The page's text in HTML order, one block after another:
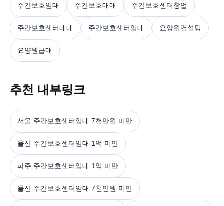
주간보호임대 주간보호매매 주간보호센터창업
주간보호센터매매 주간보호센터임대 요양원컨설팅
요양원급매
추천 내부링크
서울 주간보호센터임대 7천만원 미만
울산 주간보호센터임대 1억 미만
파주 주간보호센터임대 1억 미만
울산 주간보호센터임대 7천만원 미만